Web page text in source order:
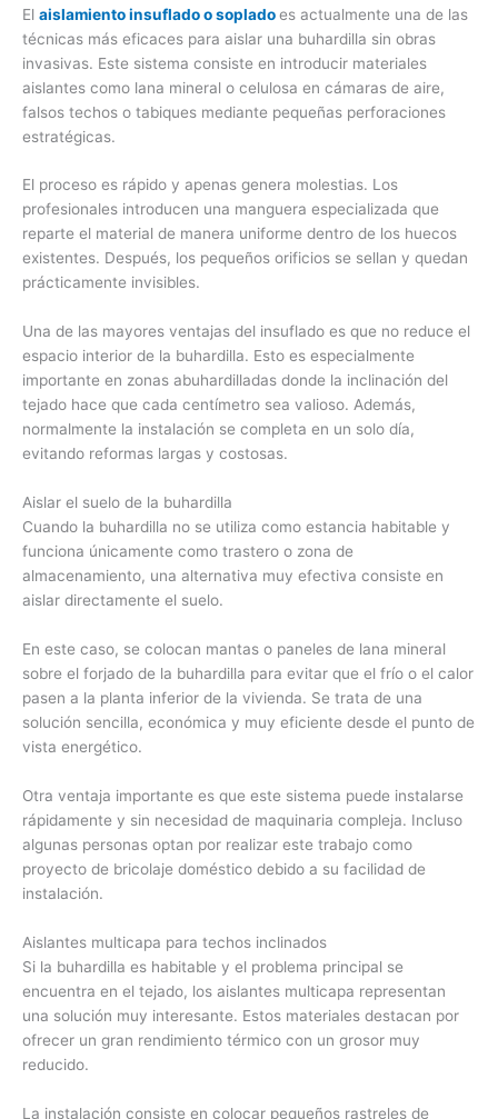
El aislamiento insuflado o sopladoes actualmente una de las
técnicas más eficaces para aislar una buhardilla sin obras
invasivas. Este sistema consiste en introducir materiales
aislantes como lana mineral o celulosa en cámaras de aire,
falsos techos o tabiques mediante pequeñas perforaciones
estratégicas.
El proceso es rápido y apenas genera molestias. Los
profesionales introducen una manguera especializada que
reparte el material de manera uniforme dentro de los huecos
existentes. Después, los pequeños orificios se sellan y quedan
prácticamente invisibles.
Una de las mayores ventajas del insuflado es que no reduce el
espacio interior de la buhardilla. Esto es especialmente
importante en zonas abuhardilladas donde la inclinación del
tejado hace que cada centímetro sea valioso. Además,
normalmente la instalación se completa en un solo día,
evitando reformas largas y costosas.
Aislar el suelo de la buhardilla
Cuando la buhardilla no se utiliza como estancia habitable y
funciona únicamente como trastero o zona de
almacenamiento, una alternativa muy efectiva consiste en
aislar directamente el suelo.
En este caso, se colocan mantas o paneles de lana mineral
sobre el forjado de la buhardilla para evitar que el frío o el calor
pasen a la planta inferior de la vivienda. Se trata de una
solución sencilla, económica y muy eficiente desde el punto de
vista energético.
Otra ventaja importante es que este sistema puede instalarse
rápidamente y sin necesidad de maquinaria compleja. Incluso
algunas personas optan por realizar este trabajo como
proyecto de bricolaje doméstico debido a su facilidad de
instalación.
Aislantes multicapa para techos inclinados
Si la buhardilla es habitable y el problema principal se
encuentra en el tejado, los aislantes multicapa representan
una solución muy interesante. Estos materiales destacan por
ofrecer un gran rendimiento térmico con un grosor muy
reducido.
La instalación consiste en colocar pequeños rastreles de